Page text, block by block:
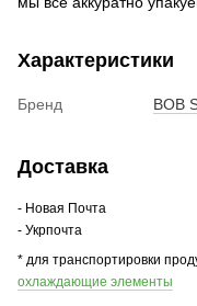
Характеристики
Бренд BOB
Доставка
- Новая Почта
- Укрпочта
* для транспортировки
охлаждающие элементы